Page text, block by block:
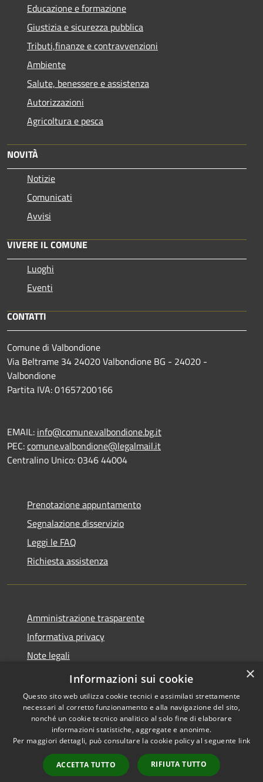
Educazione e formazione
Giustizia e sicurezza pubblica
Tributi,finanze e contravvenzioni
Ambiente
Salute, benessere e assistenza
Autorizzazioni
Agricoltura e pesca
NOVITÀ
Notizie
Comunicati
Avvisi
VIVERE IL COMUNE
Luoghi
Eventi
CONTATTI
Comune di Valbondione
Via Beltrame 34 24020 Valbondione BG - 24020 -
Valbondione
Partita IVA: 01657200166
EMAIL: info@comune.valbondione.bg.it
PEC:comune.valbondione@legalmail.it
Centralino Unico: 0346 44004
Prenotazione appuntamento
Segnalazione disservizio
Leggi le FAQ
Richiesta assistenza
Amministrazione trasparente
Informativa privacy
Note legali
Dichiarazione di accessibilità
Accessibilità
Copyright © 2026 • Comune di
Valbondione • Powered by
Municipium•
Accesso
redazione
×
Informazioni sui cookie
Questo sito web utilizza cookie tecnici e assimilati strettamente
necessari al corretto funzionamento e alla navigazione del sito,
nonché un cookie tecnico analitico al solo fine di elaborare
informazioni statistiche, aggregate e anonime.
Per maggiori dettagli, può consultare la cookie policy al seguente link
ACCETTA TUTTO RIFIUTA TUTTO